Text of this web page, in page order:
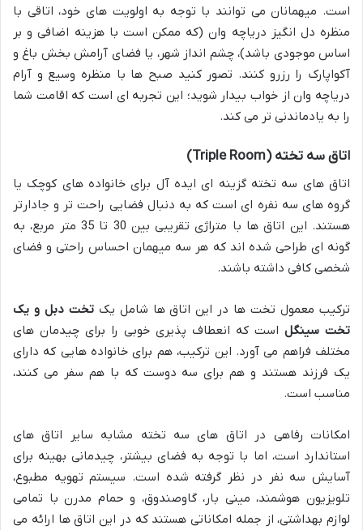
است. میهمانان می توانند با توجه به اولویت های خود، اتاقی با
منظره دل انگیز دریاچه وان (که ممکن است با هزینه اضافی و بر
اساس موجودی باشد)، چشم انداز شهر، یا فضای آرامش بخش باغ و
آکواپارک را رزرو کنند. تصور کنید صبح ها با منظره وسیع و آرام
دریاچه وان از خواب بیدار شوید؛ این تجربه ای است که اقامت شما
را به یادماندنی تر می کند.
اتاق سه تخته (Triple Room)
اتاق های سه تخته گزینه ای ایده آل برای خانواده های کوچک یا
گروه های سه نفره ای است که به دنبال فضایی راحت تر و جادارتر
هستند. این اتاق ها با متراژی تقریبی بین 30 تا 35 متر مربع، به
گونه ای طراحی شده اند که هر سه میهمان احساس راحتی و فضای
شخصی کافی داشته باشند.
ترکیب معمول تخت ها در این اتاق ها شامل یکتخت دبل و یک
تخت سینگل است که انعطاف پذیری خوبی را برای چیدمان های
مختلف فراهم می آورد. این ترکیب، هم برای خانواده هایی که دارای
یک فرزند هستند و هم برای سه دوست که با هم سفر می کنند،
مناسب است.
امکانات رفاهی در اتاق های سه تخته مشابه سایر اتاق های
استاندارد است، اما با توجه به فضای بیشتر، چیدمانی بهینه برای
آسایش سه نفر در نظر گرفته شده است. سیستم تهویه مطبوع،
تلویزیون هوشمند، مینی بار، گاوصندوق، و حمام مدرن با تمامی
لوازم بهداشتی، از جمله امکاناتی هستند که در این اتاق ها ارائه می